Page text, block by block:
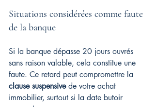
Situations considérées comme faute
de la banque
Si la banque dépasse 20 jours ouvrés
sans raison valable, cela constitue une
faute. Ce retard peut compromettre la
clause suspensive de votre achat
immobilier, surtout si la date butoir